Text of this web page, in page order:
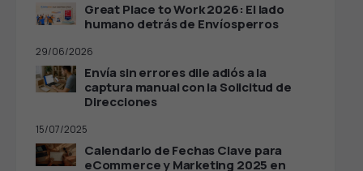
Great Place to Work 2026: El lado
humano detrás de Envíosperros
29/06/2026
Envía sin errores dile adiós a la
captura manual con la Solicitud de
Direcciones
15/07/2025
Calendario de Fechas Clave para
eCommerce y Marketing 2025 en